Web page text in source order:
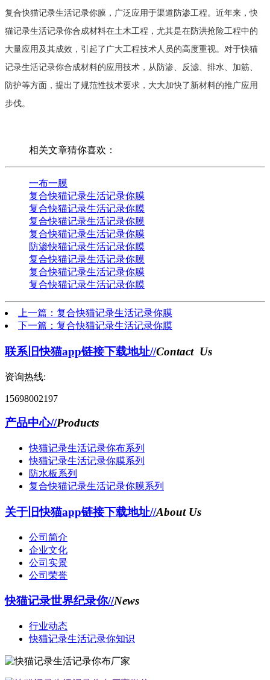
复合快猫记录生活记录你膜，广泛应用于渠道防渗工程。近年来，快
猫记录生活记录你合成材料在土木工程，尤其是在防洪抢险工程中的
大量应用及其成效，引起了广大工程技术人员的高度重视。对于快猫
记录生活记录你合成材料的应用技术，从防渗、反滤、排水、加筋、
防护等方面，提出了规范性技术要求，大大加快了新材料的推广应用
步伐。
相关文章猜你喜欢：
一布一膜
复合快猫记录生活记录你膜
复合快猫记录生活记录你膜
复合快猫记录生活记录你膜
复合快猫记录生活记录你膜
防渗快猫记录生活记录你膜
复合快猫记录生活记录你膜
复合快猫记录生活记录你膜
复合快猫记录生活记录你膜
上一篇：复合快猫记录生活记录你膜
下一篇：复合快猫记录生活记录你膜
联系旧快猫app链接下载地址//Contact Us
资询热线:
15698002197
产品中心//Products
快猫记录生活记录你布系列
快猫记录生活记录你膜系列
防水板系列
复合快猫记录生活记录你膜系列
关于旧快猫app链接下载地址//About Us
公司简介
企业文化
公司实景
公司荣誉
快猫记录世界纪录你//News
行业动态
快猫记录生活记录你知识